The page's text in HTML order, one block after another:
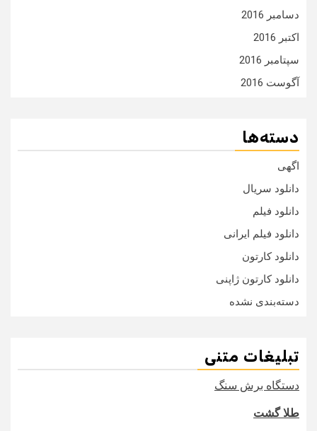
دسامبر 2016
اکتبر 2016
سپتامبر 2016
آگوست 2016
دسته‌ها
اگهی
دانلود سریال
دانلود فیلم
دانلود فیلم ایرانی
دانلود کارتون
دانلود کارتون ژاپنی
دسته‌بندی نشده
تبلیغات متنی
دستگاه برش سنگ
طلا گشت